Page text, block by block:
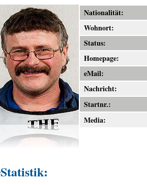
Nationalität:
Wohnort:
Status:
Homepage:
eMail:
Nachricht:
Startnr.:
Media:
Statistik: